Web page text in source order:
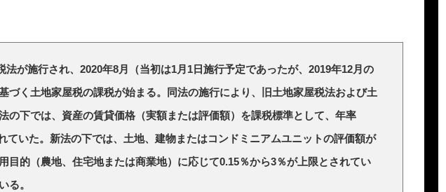
法が施行され、2020年8月（当初は1月1日施行予定であったが、2019年12月の
づく土地家屋税の課税が始まる。同法の施行により、旧土地家屋税法および土
の下では、資産の賃貸価格（実額または評価額）を課税標準として、年率
ていた。新法の下では、土地、建物またはコンドミニアムユニットの評価額が
目的（農地、住宅地または商業地）に応じて0.15％から3％が上限とされてい
る。